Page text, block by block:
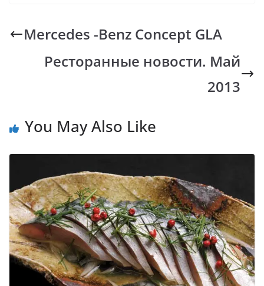
b
o
o
s
A
p
Li
n
gr
a
m
Mercedes -Benz Concept GLA
Ресторанные новости. Май
2013
You May Also Like